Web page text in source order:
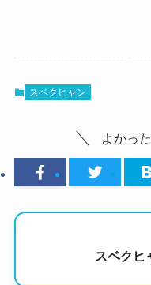
スベクヒャン
よかっ
スベクヒ